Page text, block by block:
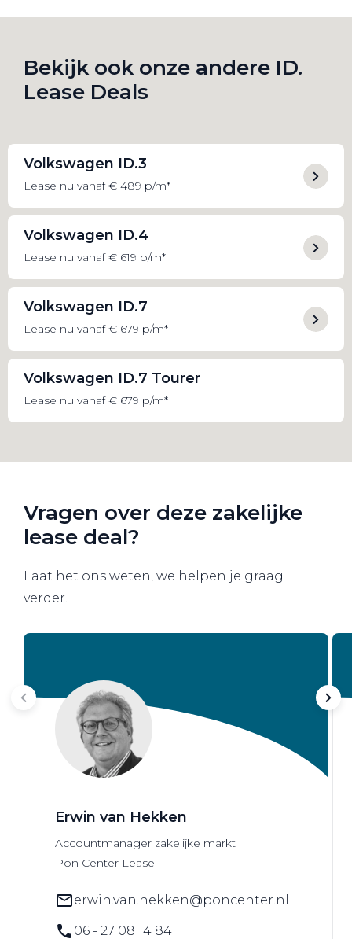
Bekijk ook onze andere ID.
Lease Deals
Volkswagen ID.3
Lease nu vanaf € 489 p/m*
Volkswagen ID.4
Lease nu vanaf € 619 p/m*
Volkswagen ID.7
Lease nu vanaf € 679 p/m*
Volkswagen ID.7 Tourer
Lease nu vanaf € 679 p/m*
Vragen over deze zakelijke
lease deal?
Laat het ons weten, we helpen je graag
verder.
Erwin van Hekken
Accountmanager zakelijke markt
Pon Center Lease
erwin.van.hekken@poncenter.nl
06 - 27 08 14 84